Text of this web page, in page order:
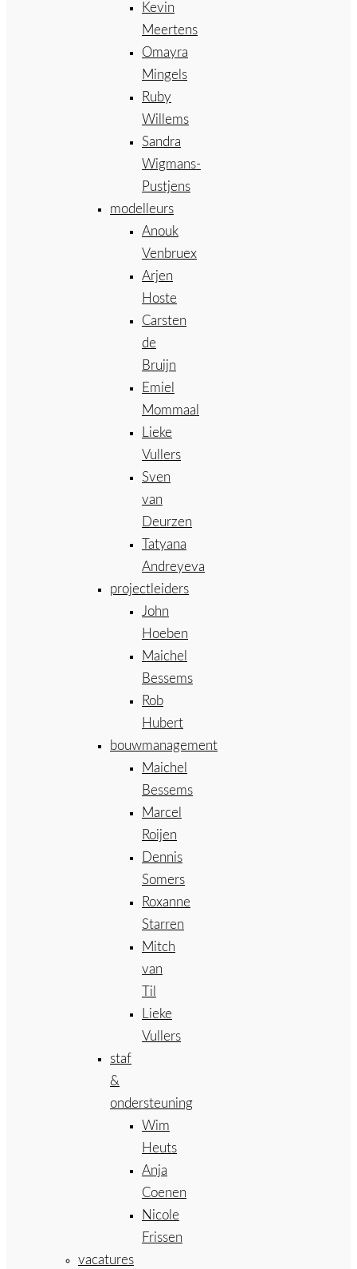
Kevin
Meertens
Omayra
Mingels
Ruby
Willems
Sandra
Wigmans-
Pustjens
modelleurs
Anouk
Venbruex
Arjen
Hoste
Carsten
de
Bruijn
Emiel
Mommaal
Lieke
Vullers
Sven
van
Deurzen
Tatyana
Andreyeva
projectleiders
John
Hoeben
Maichel
Bessems
Rob
Hubert
bouwmanagement
Maichel
Bessems
Marcel
Roijen
Dennis
Somers
Roxanne
Starren
Mitch
van
Til
Lieke
Vullers
staf
&
ondersteuning
Wim
Heuts
Anja
Coenen
Nicole
Frissen
vacatures